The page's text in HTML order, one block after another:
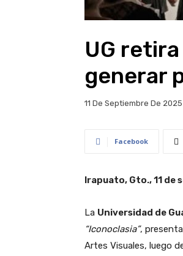
UG
generar
11 De Septiembre De 2025
Facebook
Irapuato, Gto., 11 de
La Universidad de
“Iconoclasia”,
Artes Visuales, luego